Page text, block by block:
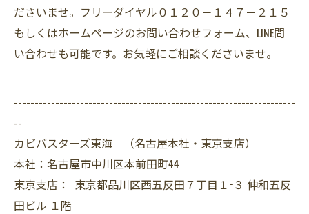
ださいませ。フリーダイヤル０１２０－１４７－２１５
もしくはホームページのお問い合わせフォーム、LINE問
い合わせも可能です。お気軽にご相談くださいませ。
--------------------------------------------------------------------
--
カビバスターズ東海 （名古屋本社・東京支店）
本社：名古屋市中川区本前田町44
東京支店： 東京都品川区西五反田７丁目１−３ 伸和五反
田ビル １階